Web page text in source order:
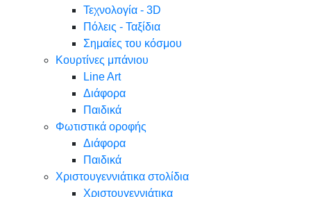
Τεχνολογία - 3D
Πόλεις - Ταξίδια
Σημαίες του κόσμου
Κουρτίνες μπάνιου
Line Art
Διάφορα
Παιδικά
Φωτιστικά οροφής
Διάφορα
Παιδικά
Χριστουγεννιάτικα στολίδια
Χριστουγεννιάτικα